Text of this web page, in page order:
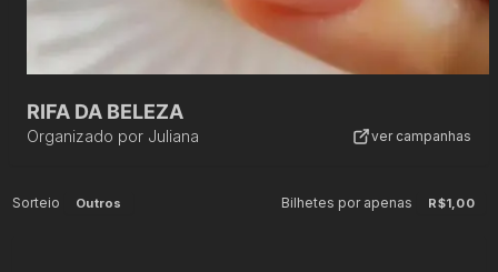
RIFA DA BELEZA
Organizado por Juliana ver campanhas
Sorteio Outros Bilhetes por apenas R$1,00